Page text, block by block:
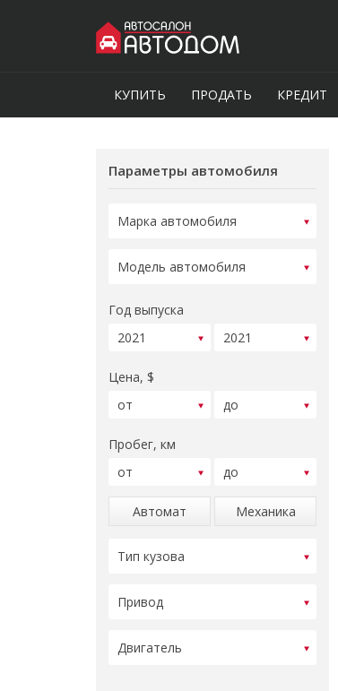
КУПИТЬ ПРОДАТЬ КРЕДИТ
Параметры автомобиля
Год выпуска
Цена, $
Пробег, км
Автомат Механика